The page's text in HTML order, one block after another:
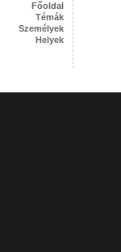
Főoldal
Témák
Személyek
Helyek